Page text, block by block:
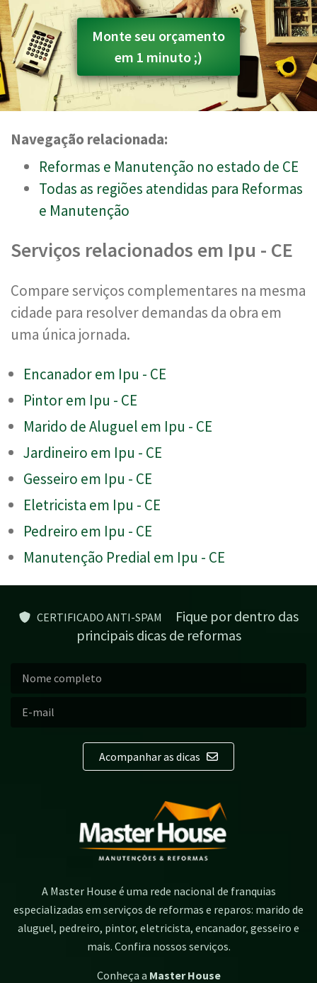
Monte seu orçamento
em 1 minuto ;)
Navegação relacionada:
Reformas e Manutenção no estado de CE
Todas as regiões atendidas para Reformas
e Manutenção
Serviços relacionados em Ipu - CE
Compare serviços complementares na mesma
cidade para resolver demandas da obra em
uma única jornada.
Encanador em Ipu - CE
Pintor em Ipu - CE
Marido de Aluguel em Ipu - CE
Jardineiro em Ipu - CE
Gesseiro em Ipu - CE
Eletricista em Ipu - CE
Pedreiro em Ipu - CE
Manutenção Predial em Ipu - CE
CERTIFICADO ANTI-SPAM
Fique por dentro das
principais dicas de reformas
Acompanhar as dicas
A Master House é uma rede nacional de franquias
especializadas em serviços de reformas e reparos: marido de
aluguel, pedreiro, pintor, eletricista, encanador, gesseiro e
mais. Confira nossos serviços.
Conheça a Master House